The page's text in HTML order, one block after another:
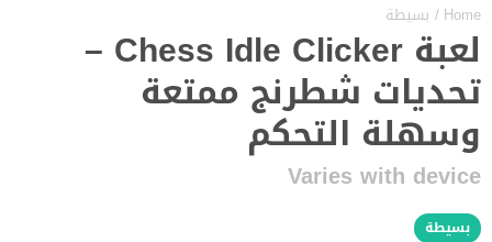
Home
/ بسيطة
لعبة Chess Idle Clicker –
تحديات شطرنج ممتعة
وسهلة التحكم
Varies with device
بسيطة